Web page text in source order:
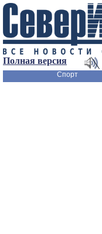
Полная версия
Спорт